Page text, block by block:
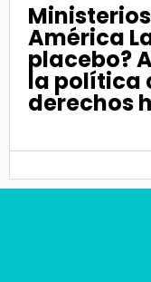
América
placebo?
la política
derechos